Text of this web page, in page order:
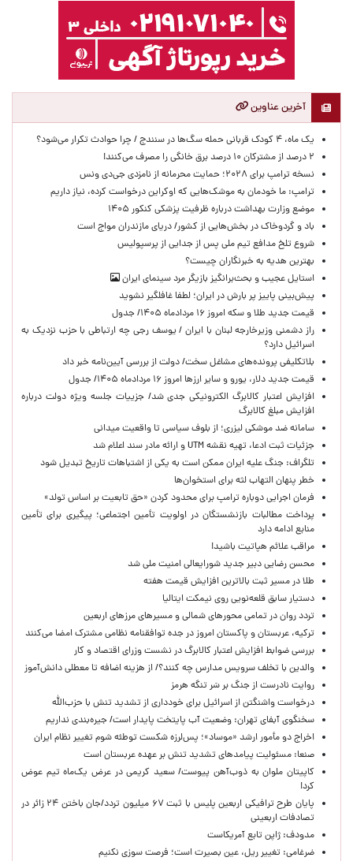
آخرین عناوین
یک ماه، ۴ کودک قربانی حمله سگ‌ها در سنندج / چرا حوادث تکرار می‌شود؟
۲ درصد از مشترکان ۱۰ درصد برق خانگی را مصرف می‌کنند!
نسخه ترامپ برای ۲۰۲۸؛ حمایت محرمانه از نامزدی جی‌دی ونس
ترامپ: ما خودمان به موشک‌هایی که اوکراین درخواست کرده، نیاز داریم
موضع وزارت بهداشت درباره ظرفیت پزشکی کنکور ۱۴۰۵
باد و گردوخاک در بخش‌هایی از کشور/ دریای مازندران مواج است
شروع تلخ مدافع تیم ملی پس از جدایی از پرسپولیس
بهترین هدیه به خبرنگاران چیست؟
استایل عجیب و بحث‌برانگیز بازیگر مرد سینمای ایران
پیش‌بینی پاییز پر بارش در ایران؛ لطفا غافلگیر نشوید
قیمت جدید طلا و سکه امروز ۱۶ مردادماه ۱۴۰۵/ جدول
راز دشمنی وزیرخارجه لبنان با ایران / یوسف رجی چه ارتباطی با حزب نزدیک به
اسرائیل دارد؟
بلاتکلیفی پرونده‌های مشاغل سخت/ دولت از بررسی آیین‌نامه خبر داد
قیمت جدید دلار، یورو و سایر ارزها امروز ۱۶ مردادماه ۱۴۰۵/ جدول
افزایش اعتبار کالابرگ الکترونیکی جدی شد/ جزییات جلسه ویژه دولت درباره
افزایش مبلغ کالابرگ
سامانه ضد موشکی لیزری؛ از بلوف سیاسی تا واقعیت میدانی
جزئیات ثبت ادعا، تهیه نقشه UTM و ارائه مادر سند اعلام شد
تلگراف: جنگ علیه ایران ممکن است به یکی از اشتباهات تاریخ تبدیل شود
خطر پنهان التهاب لثه برای استخوان‌ها
فرمان اجرایی دوباره ترامپ برای محدود کردن «حق تابعیت بر اساس تولد»
پرداخت مطالبات بازنشستگان در اولویت تأمین اجتماعی؛ پیگیری برای تأمین
منابع ادامه دارد
مراقب علائم هپاتیت باشید!
محسن رضایی دبیر جدید شورایعالی امنیت ملی شد
طلا در مسیر ثبت بالاترین افزایش قیمت هفته
دستیار سابق قلعه‌نویی روی نیمکت ایتالیا
تردد روان در تمامی محورهای شمالی و مسیرهای مرزهای اربعین
ترکیه، عربستان و پاکستان امروز در جده توافقنامه نظامی مشترک امضا می‌کنند
بررسی ضوابط افزایش اعتبار کالابرگ در نشست وزرای اقتصاد و کار
والدین با تخلف سرویس مدارس چه کنند؟/ از هزینه اضافه تا معطلی دانش‌آموز
روایت نادرست از جنگ بر سَر تنگه هرمز
درخواست واشنگتن از اسرائیل برای خودداری از تشدید تنش با حزب‌الله
سخنگوی آبفای تهران: وضعیت آب پایتخت پایدار است/ جیره‌بندی نداریم
اخراج دو مأمور ارشد «موساد»؛ پس‌لرزه شکست توطئه شوم تغییر نظام ایران
صنعا: مسئولیت پیامدهای تشدید تنش بر عهده عربستان است
کاپیتان ملوان به ذوب‌آهن پیوست/ سعید کریمی در عرض یک‌ماه تیم عوض
کرد!
پایان طرح ترافیکی اربعین پلیس با ثبت ۶۷ میلیون تردد/جان باختن ۲۴ زائر در
تصادفات اربعینی
مدودف: ژاپن تابع آمریکاست
ضرغامی: تغییر ریل، عین بصیرت است؛ فرصت سوزی نکنیم